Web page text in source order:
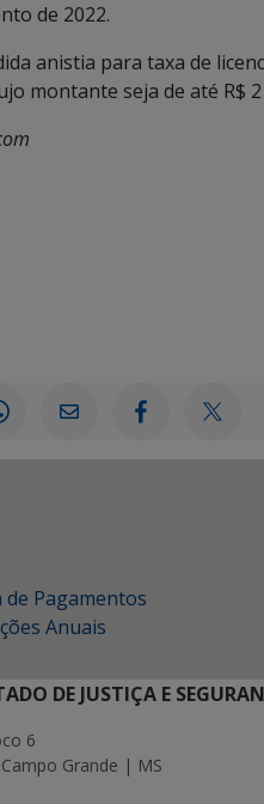
de 2022.
anistia para taxa de
montante seja de até R$
Pagamentos
Anuais
DE JUSTIÇA E
6
Grande | MS